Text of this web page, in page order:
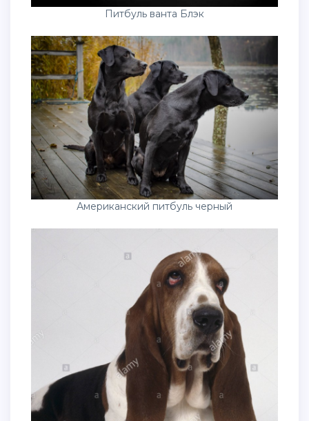
Питбуль ванта Блэк
Американский питбуль черный